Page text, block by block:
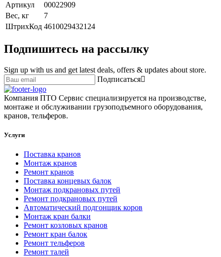
Артикул
00022909
Вес, кг
7
ШтрихКод 4610029432124
Подпишитесь на рассылку
Sign up with us and get latest deals, offers & updates about store.
Подписаться
Компания ПТО Сервис специализируется на производстве,
монтаже и обслуживании грузоподъемного оборудования,
кранов, тельферов.
Услуги
Поставка кранов
Монтаж кранов
Ремонт кранов
Поставка концевых балок
Монтаж подкрановых путей
Ремонт подкрановых путей
Автоматический подгонщик коров
Монтаж кран балки
Ремонт козловых кранов
Ремонт кран балок
Ремонт тельферов
Ремонт талей